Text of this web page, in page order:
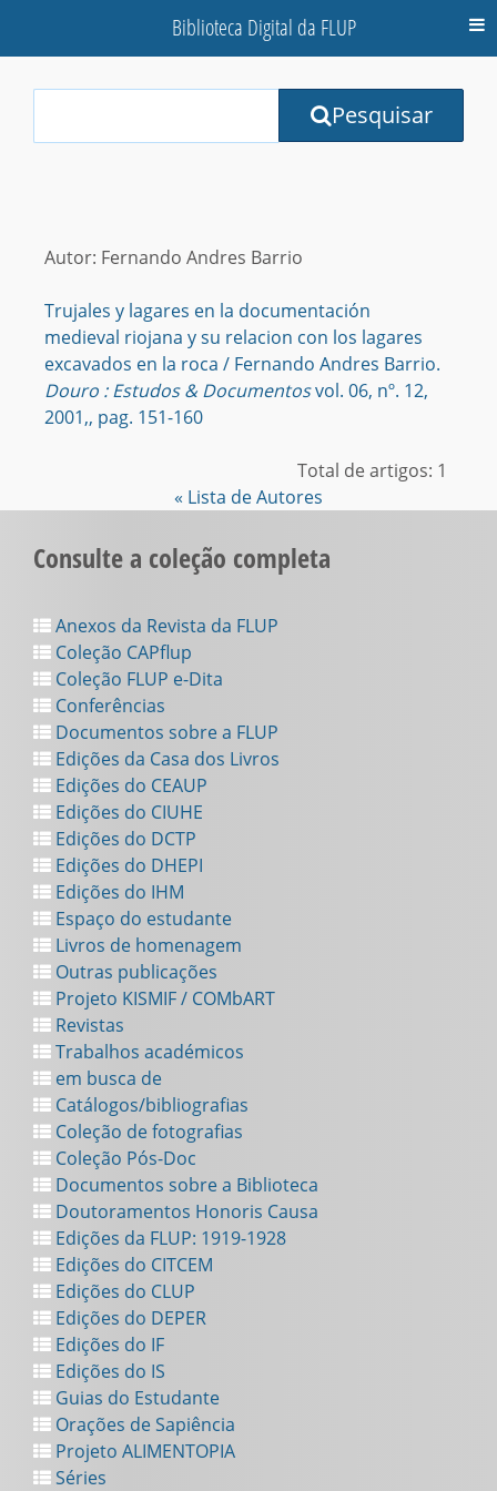
Biblioteca Digital da FLUP
Terms:
Pesquisar
Autor: Fernando Andres Barrio
Trujales y lagares en la documentación
medieval riojana y su relacion con los lagares
excavados en la roca / Fernando Andres Barrio.
Douro : Estudos & Documentosvol. 06, nº. 12,
2001,, pag. 151-160
Total de artigos: 1
« Lista de Autores
Consulte a coleção completa
Anexos da Revista da FLUP
Coleção CAPflup
Coleção FLUP e-Dita
Conferências
Documentos sobre a FLUP
Edições da Casa dos Livros
Edições do CEAUP
Edições do CIUHE
Edições do DCTP
Edições do DHEPI
Edições do IHM
Espaço do estudante
Livros de homenagem
Outras publicações
Projeto KISMIF / COMbART
Revistas
Trabalhos académicos
em busca de
Catálogos/bibliografias
Coleção de fotografias
Coleção Pós-Doc
Documentos sobre a Biblioteca
Doutoramentos Honoris Causa
Edições da FLUP: 1919-1928
Edições do CITCEM
Edições do CLUP
Edições do DEPER
Edições do IF
Edições do IS
Guias do Estudante
Orações de Sapiência
Projeto ALIMENTOPIA
Séries